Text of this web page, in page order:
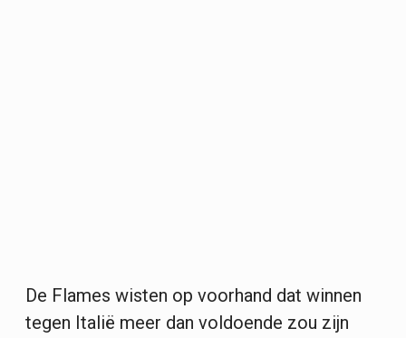
De Flames wisten op voorhand dat winnen
tegen Italië meer dan voldoende zou zijn